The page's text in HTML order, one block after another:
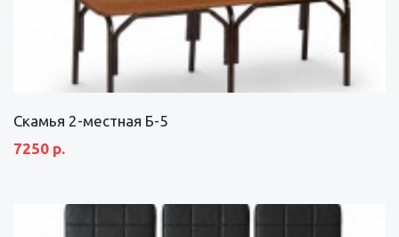
Скамья 2-местная Б-5
7250 р.